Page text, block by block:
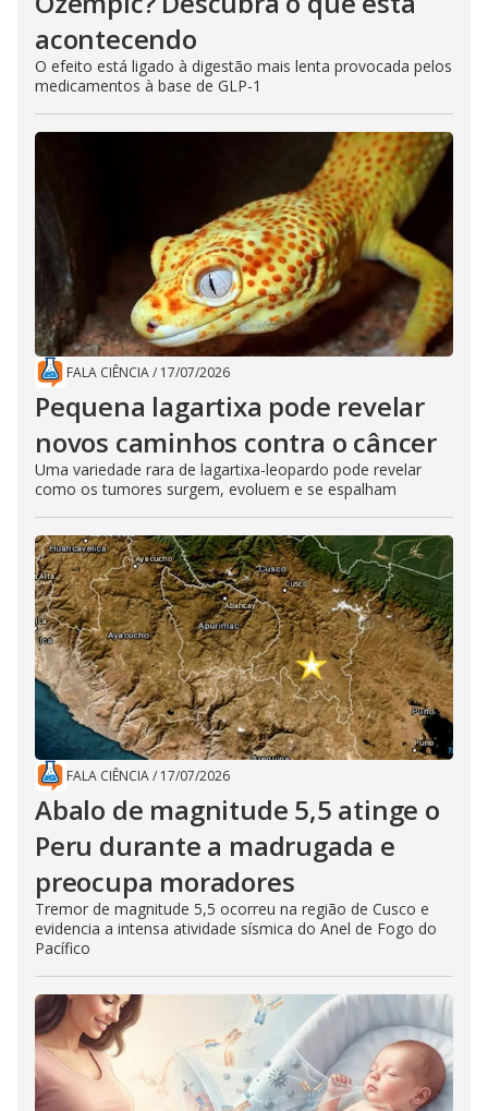
acontecendo
O efeito está ligado à digestão mais lenta provocada pelos
medicamentos à base de GLP-1
FALA CIÊNCIA/ 17/07/2026
Pequena lagartixa pode revelar
novos caminhos contra o câncer
Uma variedade rara de lagartixa-leopardo pode revelar
como os tumores surgem, evoluem e se espalham
FALA CIÊNCIA/ 17/07/2026
Abalo de magnitude 5,5 atinge o
Peru durante a madrugada e
preocupa moradores
Tremor de magnitude 5,5 ocorreu na região de Cusco e
evidencia a intensa atividade sísmica do Anel de Fogo do
Pacífico